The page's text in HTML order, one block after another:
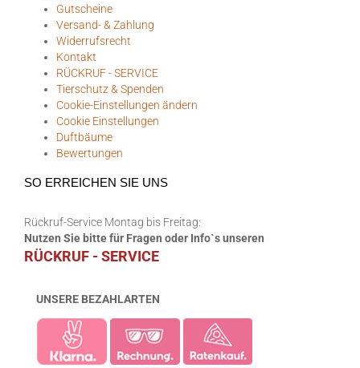
Gutscheine
Versand- & Zahlung
Widerrufsrecht
Kontakt
RÜCKRUF - SERVICE
Tierschutz & Spenden
Cookie-Einstellungen ändern
Cookie Einstellungen
Duftbäume
Bewertungen
SO ERREICHEN SIE UNS
Rückruf-Service Montag bis Freitag:
Nutzen Sie bitte für Fragen oder Info`s unseren
RÜCKRUF - SERVICE
UNSERE BEZAHLARTEN